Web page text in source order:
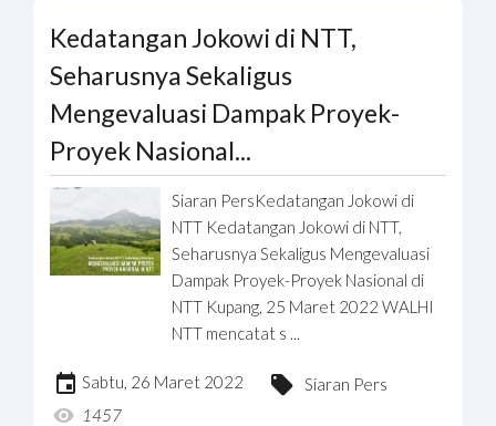
Kedatangan Jokowi di NTT,
Seharusnya Sekaligus
Mengevaluasi Dampak Proyek-
Proyek Nasional...
Siaran PersKedatangan Jokowi di
NTT Kedatangan Jokowi di NTT,
Seharusnya Sekaligus Mengevaluasi
Dampak Proyek-Proyek Nasional di
NTT Kupang, 25 Maret 2022 WALHI
NTT mencatat s ...
Sabtu, 26 Maret 2022
Siaran Pers
1457